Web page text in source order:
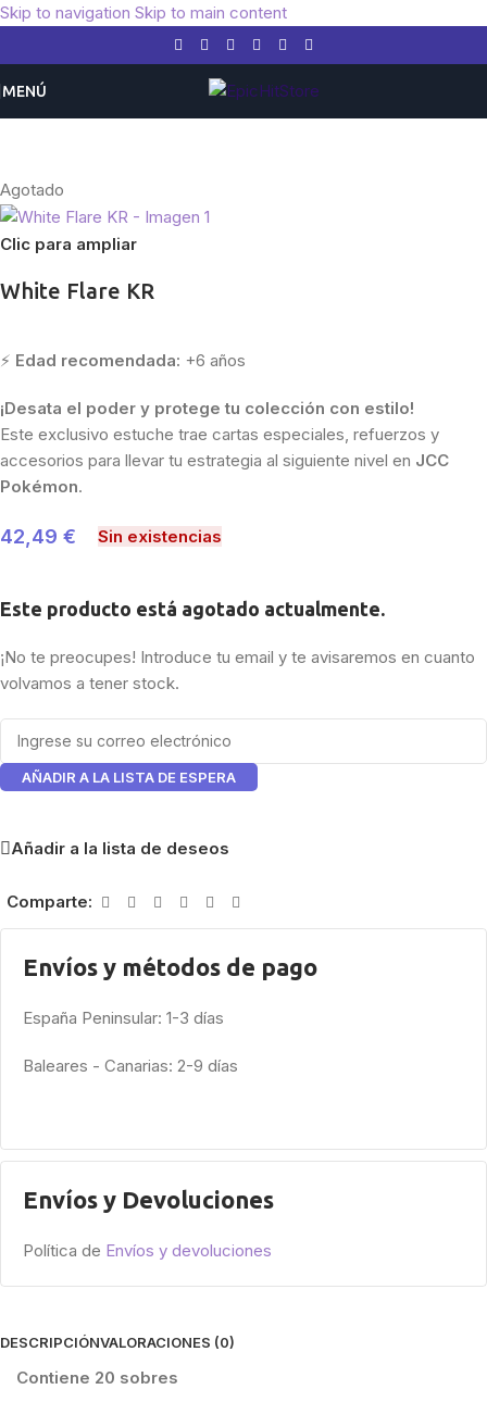
Skip to navigation Skip to main content
MENÚ
Agotado
Clic para ampliar
White Flare KR
⚡ Edad recomendada: +6 años
¡Desata el poder y protege tu colección con estilo!
Este exclusivo estuche trae cartas especiales, refuerzos y
accesorios para llevar tu estrategia al siguiente nivel en JCC
Pokémon.
42,49 € Sin existencias
Este producto está agotado actualmente.
¡No te preocupes! Introduce tu email y te avisaremos en cuanto
volvamos a tener stock.
AÑADIR A LA LISTA DE ESPERA
Añadir a la lista de deseos
Comparte:
Envíos y métodos de pago
España Peninsular: 1-3 días
Baleares - Canarias: 2-9 días
Envíos y Devoluciones
Política de Envíos y devoluciones
DESCRIPCIÓNVALORACIONES (0)
Contiene 20 sobres